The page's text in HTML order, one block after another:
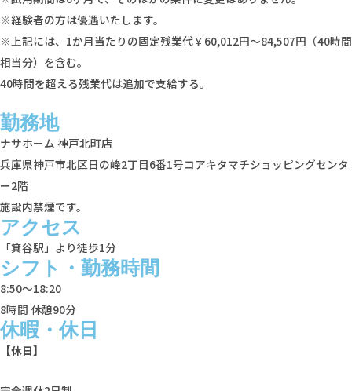
※経験者の方は優遇いたします。
※上記には、1か月当たりの固定残業代￥60,012円～84,507円（40時間
相当分）を含む。
40時間を超える残業代は追加で支給する。
勤務地
ナサホーム 神戸北町店
兵庫県神戸市北区日の峰2丁目6番1号コアキタマチショッピングセンタ
ー2階
施設内禁煙です。
アクセス
「箕谷駅」より徒歩1分
シフト・勤務時間
8:50～18:20
8時間 休憩90分
休暇・休日
【休日】